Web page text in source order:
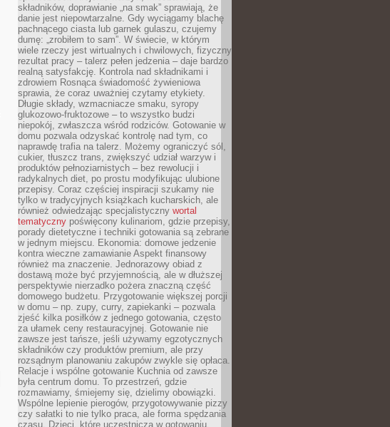
składników, doprawianie „na smak” sprawiają, że
danie jest niepowtarzalne. Gdy wyciągamy blachę
pachnącego ciasta lub garnek gulaszu, czujemy
dumę: „zrobiłem to sam”. W świecie, w którym
wiele rzeczy jest wirtualnych i chwilowych, fizyczny
rezultat pracy – talerz pełen jedzenia – daje bardzo
realną satysfakcję. Kontrola nad składnikami i
zdrowiem Rosnąca świadomość żywieniowa
sprawia, że coraz uważniej czytamy etykiety.
Długie składy, wzmacniacze smaku, syropy
glukozowo-fruktozowe – to wszystko budzi
niepokój, zwłaszcza wśród rodziców. Gotowanie w
domu pozwala odzyskać kontrolę nad tym, co
naprawdę trafia na talerz. Możemy ograniczyć sól,
cukier, tłuszcz trans, zwiększyć udział warzyw i
produktów pełnoziarnistych – bez rewolucji i
radykalnych diet, po prostu modyfikując ulubione
przepisy. Coraz częściej inspiracji szukamy nie
tylko w tradycyjnych książkach kucharskich, ale
również odwiedzając specjalistyczny wortal
tematyczny poświęcony kulinariom, gdzie przepisy,
porady dietetyczne i techniki gotowania są zebrane
w jednym miejscu. Ekonomia: domowe jedzenie
kontra wieczne zamawianie Aspekt finansowy
również ma znaczenie. Jednorazowy obiad z
dostawą może być przyjemnością, ale w dłuższej
perspektywie nierzadko pożera znaczną część
domowego budżetu. Przygotowanie większej porcji
w domu – np. zupy, curry, zapiekanki – pozwala
zjeść kilka posiłków z jednego gotowania, często
za ułamek ceny restauracyjnej. Gotowanie nie
zawsze jest tańsze, jeśli używamy egzotycznych
składników czy produktów premium, ale przy
rozsądnym planowaniu zakupów zwykle się opłaca.
Relacje i wspólne gotowanie Kuchnia od zawsze
była centrum domu. To przestrzeń, gdzie
rozmawiamy, śmiejemy się, dzielimy obowiązki.
Wspólne lepienie pierogów, przygotowywanie pizzy
czy sałatki to nie tylko praca, ale forma spędzania
czasu. Dzieci, które uczestniczą w gotowaniu,